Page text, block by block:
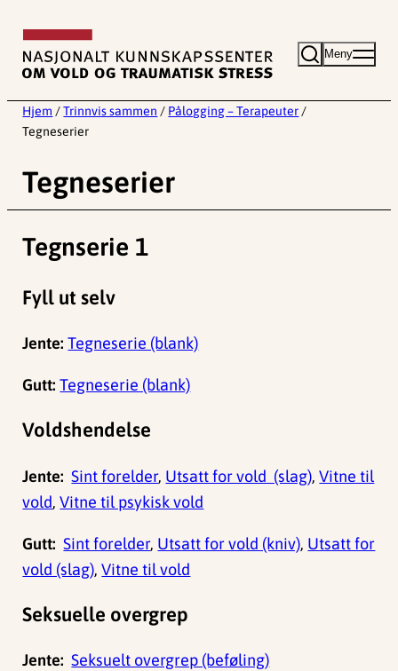
innhold
Meny
Hjem / Trinnvis sammen / Pålogging – Terapeuter /
Tegneserier
Tegneserier
Tegnserie 1
Fyll ut selv
Jente: Tegneserie (blank)
Gutt: Tegneserie (blank)
Voldshendelse
Jente: Sint forelder, Utsatt for vold (slag),Vitne til
vold,Vitne til psykisk vold
Gutt:Sint forelder, Utsatt for vold (kniv), Utsatt for
vold (slag),Vitne til vold
Seksuelle overgrep
Jente:Seksuelt overgrep (beføling)